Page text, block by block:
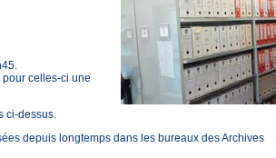
celles-ci une
ci-dessus.
depuis longtemps dans les bureaux des Archives